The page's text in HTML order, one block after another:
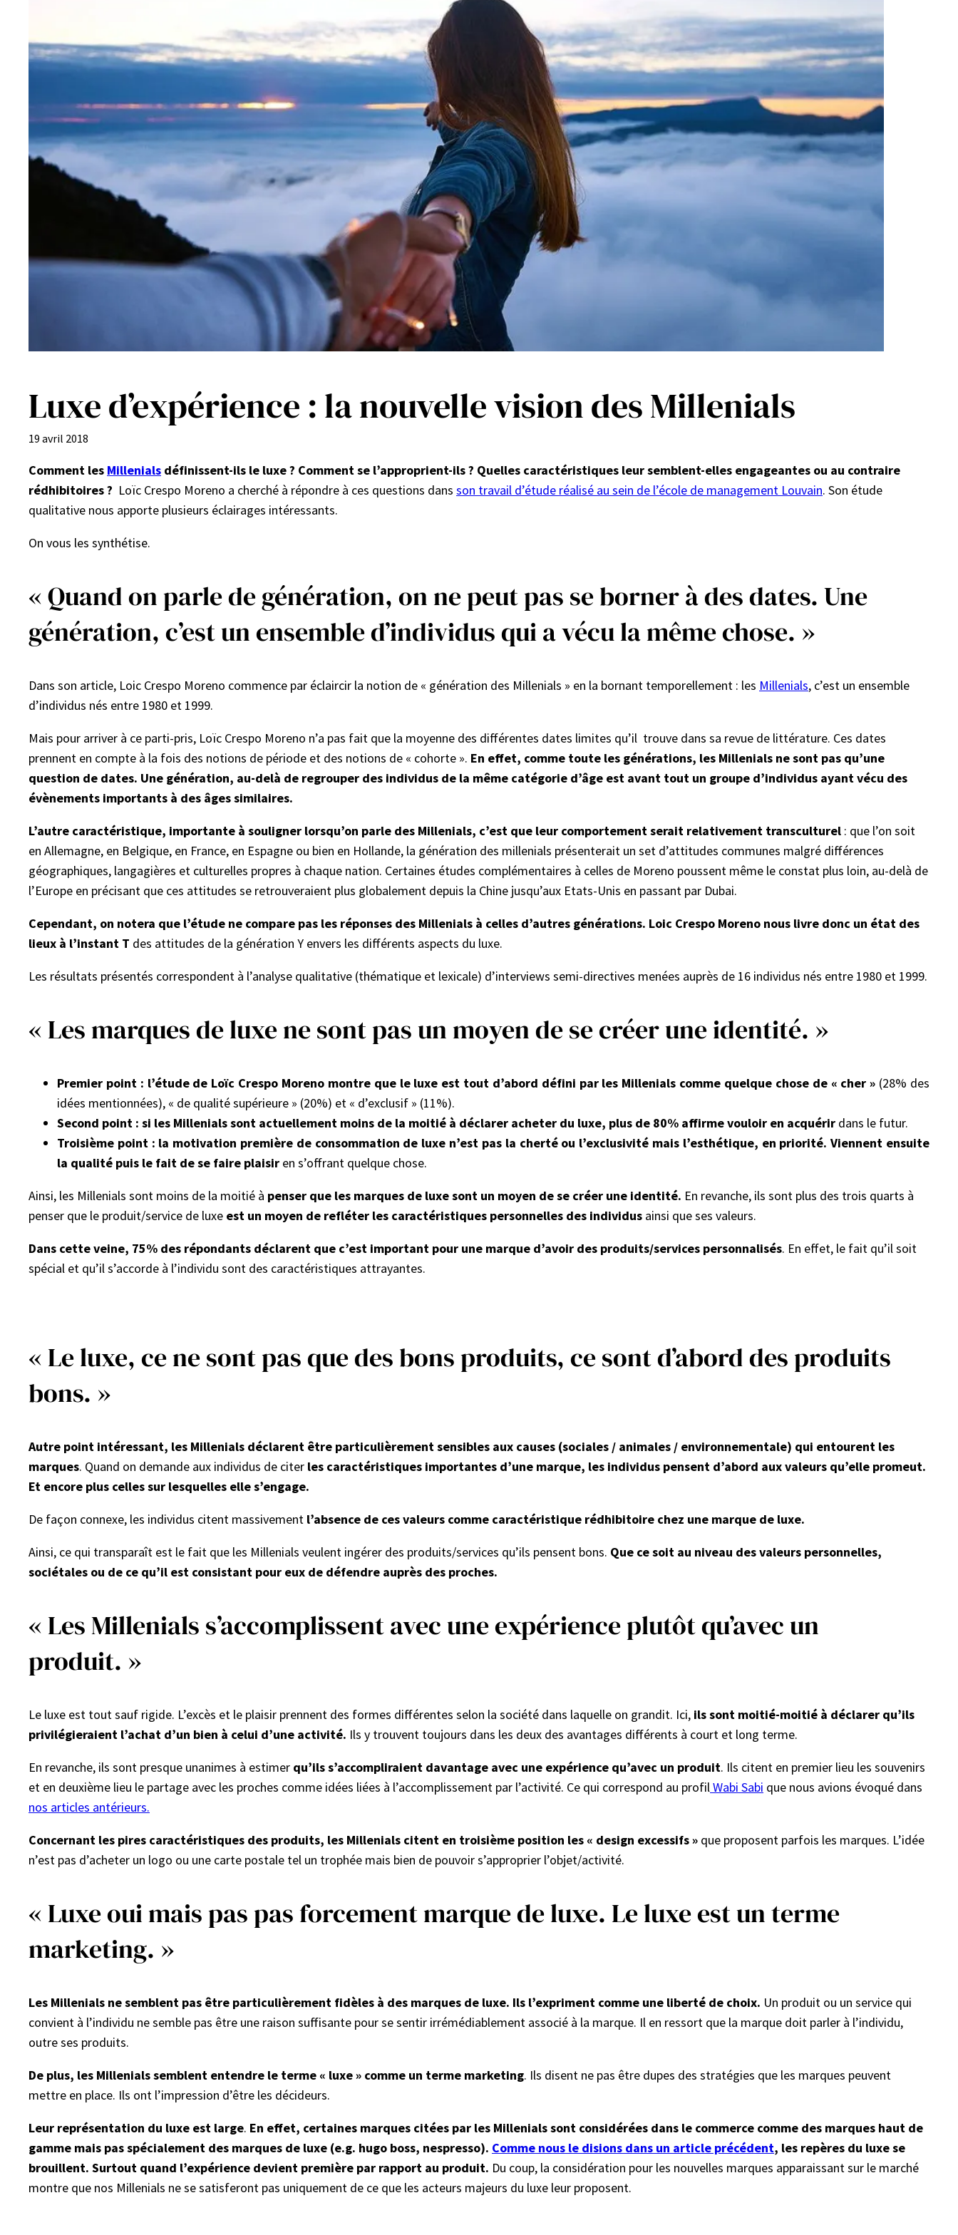
Luxe d’expérience : la nouvelle vision des Millenials
19 avril 2018
Comment les Millenials définissent-ils le luxe ? Comment se l’approprient-ils ? Quelles caractéristiques leur semblent-elles engageantes ou au contraire
rédhibitoires ? Loïc Crespo Moreno a cherché à répondre à ces questions dans son travail d’étude réalisé au sein de l’école de management Louvain. Son étude
qualitative nous apporte plusieurs éclairages intéressants.
On vous les synthétise.
« Quand on parle de génération, on ne peut pas se borner à des dates. Une
génération, c’est un ensemble d’individus qui a vécu la même chose. »
Dans son article, Loic Crespo Moreno commence par éclaircir la notion de « génération des Millenials » en la bornant temporellement : les Millenials, c’est un ensemble
d’individus nés entre 1980 et 1999.
Mais pour arriver à ce parti-pris, Loïc Crespo Moreno n’a pas fait que la moyenne des différentes dates limites qu’il trouve dans sa revue de littérature. Ces dates
prennent en compte à la fois des notions de période et des notions de « cohorte ». En effet, comme toute les générations, les Millenials ne sont pas qu’une
question de dates. Une génération, au-delà de regrouper des individus de la même catégorie d’âge est avant tout un groupe d’individus ayant vécu des
évènements importants à des âges similaires.
L’autre caractéristique, importante à souligner lorsqu’on parle des Millenials, c’est que leur comportement serait relativement transculturel : que l’on soit
en Allemagne, en Belgique, en France, en Espagne ou bien en Hollande, la génération des millenials présenterait un set d’attitudes communes malgré différences
géographiques, langagières et culturelles propres à chaque nation. Certaines études complémentaires à celles de Moreno poussent même le constat plus loin, au-delà de
l’Europe en précisant que ces attitudes se retrouveraient plus globalement depuis la Chine jusqu’aux Etats-Unis en passant par Dubai.
Cependant, on notera que l’étude ne compare pas les réponses des Millenials à celles d’autres générations. Loic Crespo Moreno nous livre donc un état des
lieux à l’instant T des attitudes de la génération Y envers les différents aspects du luxe.
Les résultats présentés correspondent à l’analyse qualitative (thématique et lexicale) d’interviews semi-directives menées auprès de 16 individus nés entre 1980 et 1999.
« Les marques de luxe ne sont pas un moyen de se créer une identité. »
Premier point : l’étude de Loïc Crespo Moreno montre que le luxe est tout d’abord défini par les Millenials comme quelque chose de « cher » (28% des
idées mentionnées), « de qualité supérieure » (20%) et « d’exclusif » (11%).
Second point : si les Millenials sont actuellement moins de la moitié à déclarer acheter du luxe, plus de 80% affirme vouloir en acquérir dans le futur.
Troisième point : la motivation première de consommation de luxe n’est pas la cherté ou l’exclusivité mais l’esthétique, en priorité. Viennent ensuite
la qualité puis le fait de se faire plaisir en s’offrant quelque chose.
Ainsi, les Millenials sont moins de la moitié à penser que les marques de luxe sont un moyen de se créer une identité. En revanche, ils sont plus des trois quarts à
penser que le produit/service de luxe est un moyen de refléter les caractéristiques personnelles des individus ainsi que ses valeurs.
Dans cette veine, 75% des répondants déclarent que c’est important pour une marque d’avoir des produits/services personnalisés. En effet, le fait qu’il soit
spécial et qu’il s’accorde à l’individu sont des caractéristiques attrayantes.
« Le luxe, ce ne sont pas que des bons produits, ce sont d’abord des produits
bons. »
Autre point intéressant, les Millenials déclarent être particulièrement sensibles aux causes (sociales / animales / environnementale) qui entourent les
marques. Quand on demande aux individus de citer les caractéristiques importantes d’une marque, les individus pensent d’abord aux valeurs qu’elle promeut.
Et encore plus celles sur lesquelles elle s’engage.
De façon connexe, les individus citent massivement l’absence de ces valeurs comme caractéristique rédhibitoire chez une marque de luxe.
Ainsi, ce qui transparaît est le fait que les Millenials veulent ingérer des produits/services qu’ils pensent bons. Que ce soit au niveau des valeurs personnelles,
sociétales ou de ce qu’il est consistant pour eux de défendre auprès des proches.
« Les Millenials s’accomplissent avec une expérience plutôt qu’avec un
produit. »
Le luxe est tout sauf rigide. L’excès et le plaisir prennent des formes différentes selon la société dans laquelle on grandit. Ici, ils sont moitié-moitié à déclarer qu’ils
privilégieraient l’achat d’un bien à celui d’une activité. Ils y trouvent toujours dans les deux des avantages différents à court et long terme.
En revanche, ils sont presque unanimes à estimer qu’ils s’accompliraient davantage avec une expérience qu’avec un produit. Ils citent en premier lieu les souvenirs
et en deuxième lieu le partage avec les proches comme idées liées à l’accomplissement par l’activité. Ce qui correspond au profilWabi Sabi que nous avions évoqué dans
nos articles antérieurs.
Concernant les pires caractéristiques des produits, les Millenials citent en troisième position les « design excessifs » que proposent parfois les marques. L’idée
n’est pas d’acheter un logo ou une carte postale tel un trophée mais bien de pouvoir s’approprier l’objet/activité.
« Luxe oui mais pas pas forcement marque de luxe. Le luxe est un terme
marketing. »
Les Millenials ne semblent pas être particulièrement fidèles à des marques de luxe. Ils l’expriment comme une liberté de choix. Un produit ou un service qui
convient à l’individu ne semble pas être une raison suffisante pour se sentir irrémédiablement associé à la marque. Il en ressort que la marque doit parler à l’individu,
outre ses produits.
De plus, les Millenials semblent entendre le terme « luxe » comme un terme marketing. Ils disent ne pas être dupes des stratégies que les marques peuvent
mettre en place. Ils ont l’impression d’être les décideurs.
Leur représentation du luxe est large. En effet, certaines marques citées par les Millenials sont considérées dans le commerce comme des marques haut de
gamme mais pas spécialement des marques de luxe (e.g. hugo boss, nespresso). Comme nous le disions dans un article précédent, les repères du luxe se
brouillent. Surtout quand l’expérience devient première par rapport au produit. Du coup, la considération pour les nouvelles marques apparaissant sur le marché
montre que nos Millenials ne se satisferont pas uniquement de ce que les acteurs majeurs du luxe leur proposent.